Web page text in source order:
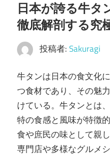
日本が誇る牛タ
徹底解剖する究
投稿者:Sakuragi
牛タンは日本の食文化
つ食材であり、その魅
けている。 牛タンとは
特の食感と風味が特徴
食や庶民の味として親
専門店や多様なグルメ